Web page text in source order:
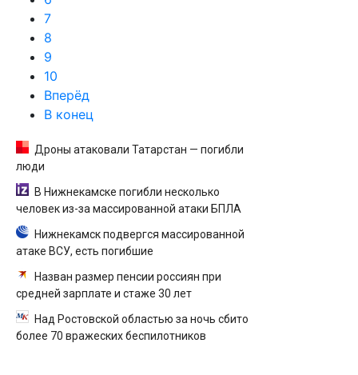
7
8
9
10
Вперёд
В конец
Дроны атаковали Татарстан — погибли
люди
В Нижнекамске погибли несколько
человек из-за массированной атаки БПЛА
Нижнекамск подвергся массированной
атаке ВСУ, есть погибшие
Назван размер пенсии россиян при
средней зарплате и стаже 30 лет
Над Ростовской областью за ночь сбито
более 70 вражеских беспилотников